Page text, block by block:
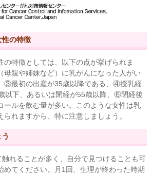
性の特徴
の特徴としては、以下の点が挙げられま
親や姉妹など）に乳がんになった人がい
③最初の出産が35歳以降である、④授乳経
以下、あるいは閉経が55歳以降、⑥閉経後
ルを飲む量が多い。このような女性は乳
れますから、特に注意しましょう。
触れることが多く、自分で見つけることも可
めてください。月1回、生理が終わった時期